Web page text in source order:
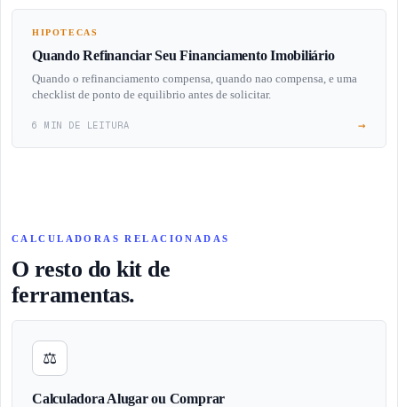
HIPOTECAS
Quando Refinanciar Seu Financiamento Imobiliário
Quando o refinanciamento compensa, quando nao compensa, e uma
checklist de ponto de equilibrio antes de solicitar.
6 MIN DE LEITURA →
CALCULADORAS RELACIONADAS
O resto do kit de
ferramentas.
⚖️
Calculadora Alugar ou Comprar